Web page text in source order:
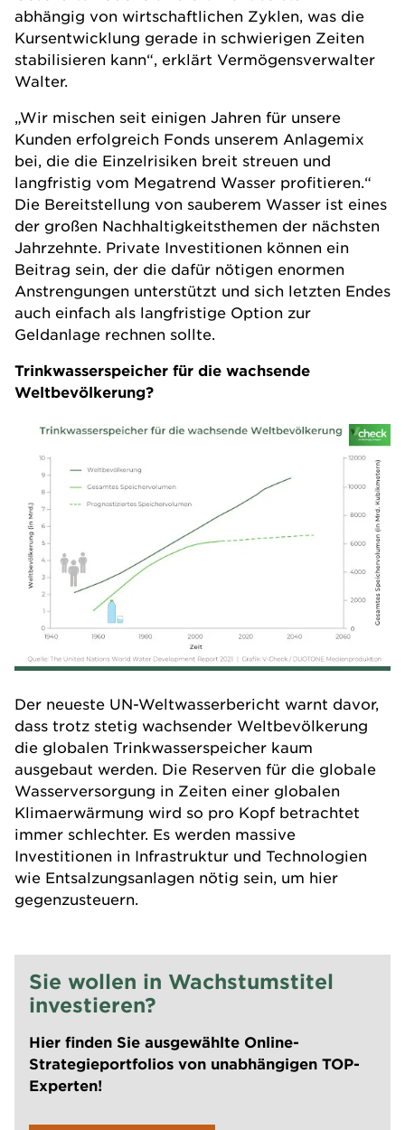
abhängig von wirtschaftlichen Zyklen, was die
Kursentwicklung gerade in schwierigen Zeiten
stabilisieren kann“, erklärt Vermögensverwalter
Walter.
„Wir mischen seit einigen Jahren für unsere
Kunden erfolgreich Fonds unserem Anlagemix
bei, die die Einzelrisiken breit streuen und
langfristig vom Megatrend Wasser profitieren.“
Die Bereitstellung von sauberem Wasser ist eines
der großen Nachhaltigkeitsthemen der nächsten
Jahrzehnte. Private Investitionen können ein
Beitrag sein, der die dafür nötigen enormen
Anstrengungen unterstützt und sich letzten Endes
auch einfach als langfristige Option zur
Geldanlage rechnen sollte.
Trinkwasserspeicher für die wachsende
Weltbevölkerung?
Der neueste UN-Weltwasserbericht warnt davor,
dass trotz stetig wachsender Weltbevölkerung
die globalen Trinkwasserspeicher kaum
ausgebaut werden. Die Reserven für die globale
Wasserversorgung in Zeiten einer globalen
Klimaerwärmung wird so pro Kopf betrachtet
immer schlechter. Es werden massive
Investitionen in Infrastruktur und Technologien
wie Entsalzungsanlagen nötig sein, um hier
gegenzusteuern.
Sie wollen in Wachstumstitel
investieren?
Hier finden Sie ausgewählte Online-
Strategieportfolios von unabhängigen TOP-
Experten!